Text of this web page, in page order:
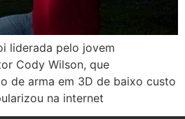
liderada pelo jovem
Cody Wilson, que
de arma em 3D de baixo custo
na internet